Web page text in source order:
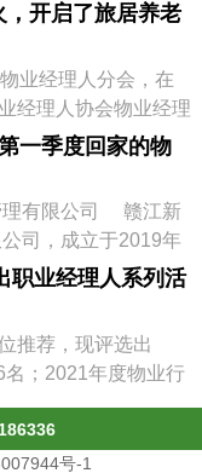
开启了旅居养老
业经理人分会，在
经理人协会物业经理
展高峰论坛，有来自
加了会议，李占军
业经理人分会管理办
二届常务理事、副会
一季度回家的物
理有限公司 赣江新
司，成立于2019年
团旗下中赣置业全资
。 企业经营范围:
务，商业综合体管
贸市场管理服务，
服务，供冷供暖设
，城市绿化管理服
职业经理人系列活
推荐，现评选出
；2021年度物业行
2021年度物业行业
职业经理人推崇
号-1